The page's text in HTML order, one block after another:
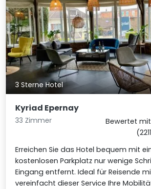
3 Sterne Hotel
Kyriad Epernay
33 Zimmer
Bewertet
Erreichen Sie das Hotel bequem mit
kostenlosen Parkplatz nur wenige
Eingang entfernt. Ideal für Reisende
vereinfacht dieser Service Ihre